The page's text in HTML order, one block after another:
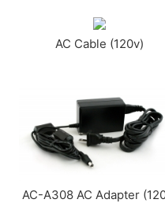
AC Cable (120v)
AC-A308 AC Adapter